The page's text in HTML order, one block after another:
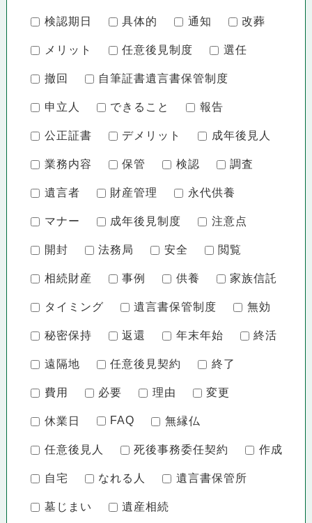
検認期日 具体的 通知 改葬
メリット 任意後見制度 選任
撤回 自筆証書遺言書保管制度
申立人 できること 報告
公正証書 デメリット 成年後見人
業務内容 保管 検認 調査
遺言者 財産管理 永代供養
マナー 成年後見制度 注意点
開封 法務局 安全 閲覧
相続財産 事例 供養 家族信託
タイミング 遺言書保管制度 無効
秘密保持 返還 年末年始 終活
遠隔地 任意後見契約 終了
費用 必要 理由 変更
休業日 FAQ 無縁仏
任意後見人 死後事務委任契約 作成
自宅 なれる人 遺言書保管所
墓じまい 遺産相続